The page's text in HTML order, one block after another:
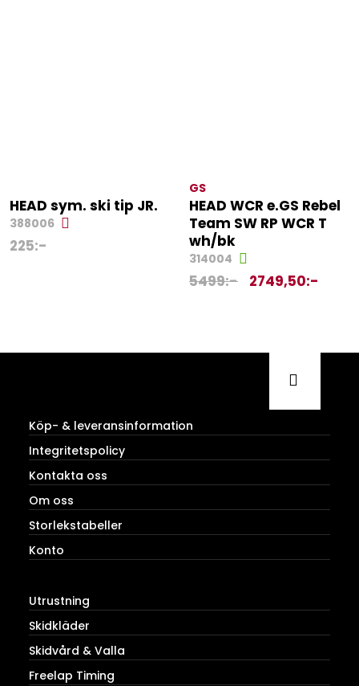
HEAD sym. ski tip JR.
388006
225:-
GS
HEAD WCR e.GS Rebel
Team SW RP WCR T
wh/bk
314004
5499:- 2749,50:-
Köp- & leveransinformation
Integritetspolicy
Kontakta oss
Om oss
Storlekstabeller
Konto
Utrustning
Skidkläder
Skidvård & Valla
Freelap Timing